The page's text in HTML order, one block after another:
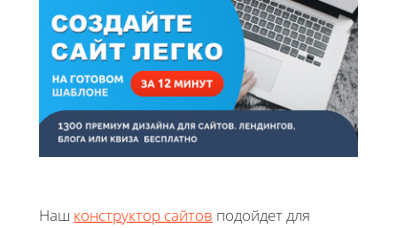
Наш конструктор сайтов подойдет для